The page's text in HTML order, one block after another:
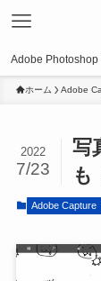
Adobe Photoshop
ホーム Adobe
写
も
2022
7/23
Adobe Capture